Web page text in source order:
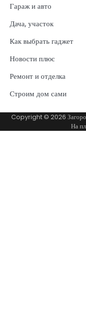
Гараж и авто
Дача, участок
Как выбрать гаджет
Новости плюс
Ремонт и отделка
Строим дом сами
Copyright © 2026
На